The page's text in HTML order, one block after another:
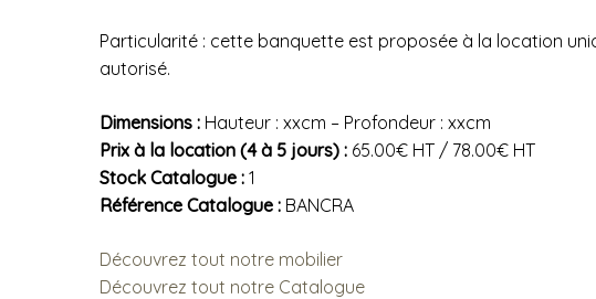
Particularité : cette banquette est proposée à la location
autorisé.
Dimensions : Hauteur : xxcm – Profondeur : xxcm
Prix à la location (4 à 5 jours) : 65.00€ HT / 78.00€ HT
Stock Catalogue : 1
Référence Catalogue : BANCRA
Découvrez tout notre mobilier
Découvrez tout notre Catalogue